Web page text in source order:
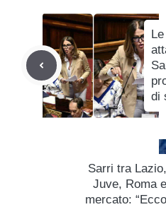
di
Sarri tra Lazio,
Juve, Roma e
mercato: “Ecco